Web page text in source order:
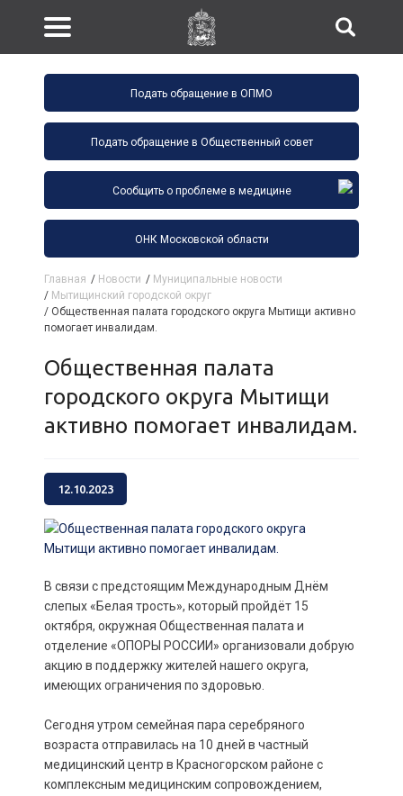
Подать обращение в ОПМО
Подать обращение в Общественный совет
Сообщить о проблеме в медицине
ОНК Московской области
Главная / Новости / Муниципальные новости
/ Мытищинский городской округ
/ Общественная палата городского округа Мытищи активно
помогает инвалидам.
Общественная палата
городского округа Мытищи
активно помогает инвалидам.
12.10.2023
В связи с предстоящим Международным Днём
слепых «Белая трость», который пройдёт 15
октября, окружная Общественная палата и
отделение «ОПОРЫ РОССИИ» организовали добрую
акцию в поддержку жителей нашего округа,
имеющих ограничения по здоровью.
Сегодня утром семейная пара серебряного
возраста отправилась на 10 дней в частный
медицинский центр в Красногорском районе с
комплексным медицинским сопровождением,